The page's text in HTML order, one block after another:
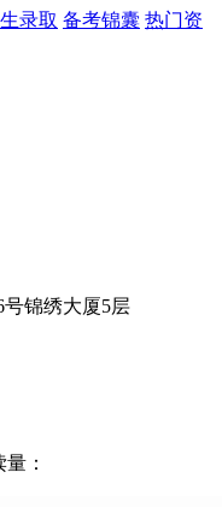
录取 备考锦囊 热门资
锦绣大厦5层
：